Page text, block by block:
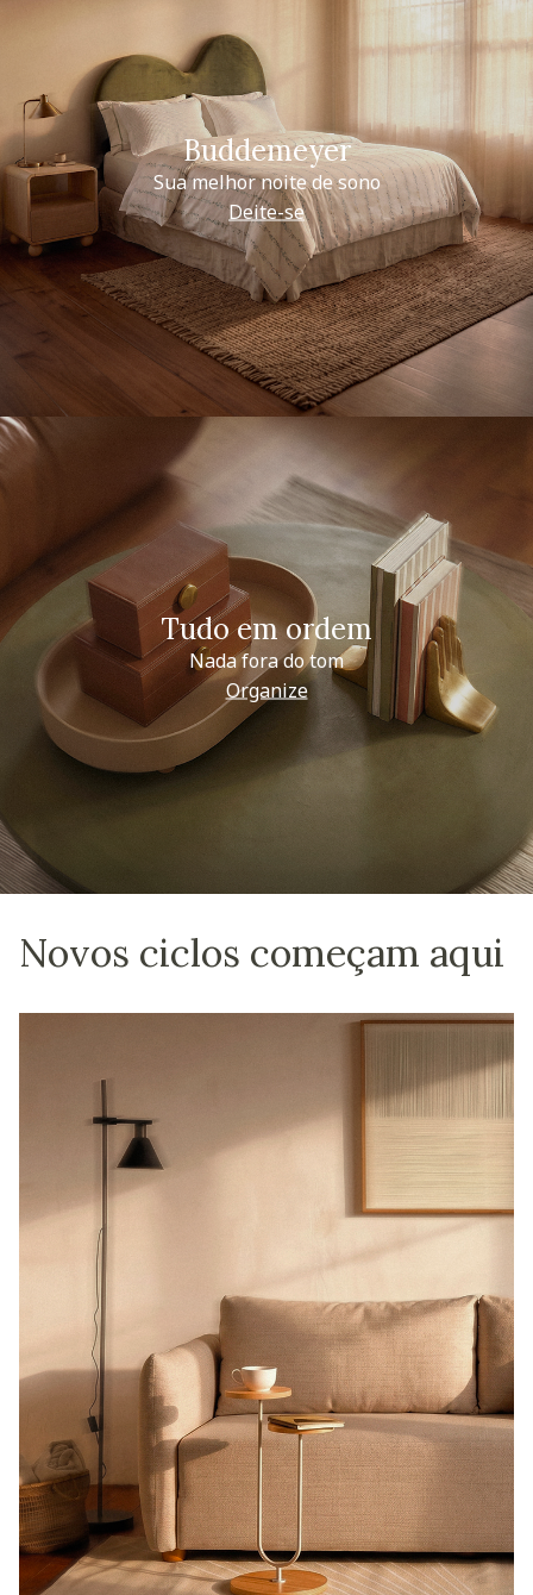
Buddemeyer
Sua melhor noite de sono
Deite-se
Tudo em ordem
Nada fora do tom
Organize
Novos ciclos começam aqui